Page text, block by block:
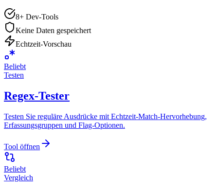
8+ Dev-Tools
Keine Daten gespeichert
Echtzeit-Vorschau
Beliebt
Testen
Regex-Tester
Testen Sie reguläre Ausdrücke mit Echtzeit-Match-Hervorhebung,
Erfassungsgruppen und Flag-Optionen.
Tool öffnen
Beliebt
Vergleich